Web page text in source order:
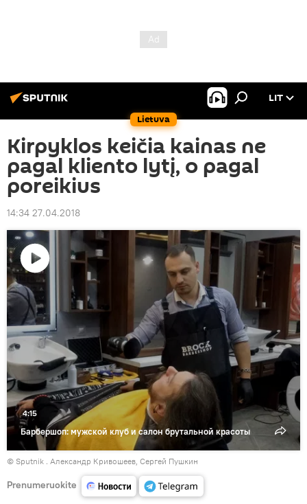
Lietuva
LIT
Kirpyklos keičia kainas ne
pagal kliento lytį, o pagal
poreikius
14:34 27.04.2018
Paleisti
vaizdo
įrašą
Барбершоп: мужской клуб и салон брутальной красоты
4:15
© Sputnik . Александр Кривошеев, Сергей Пушкин
Prenumeruokite